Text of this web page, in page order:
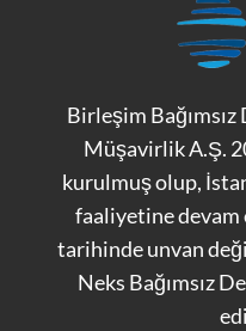
Birleşim
Müşavirlik A.Ş.
kurulmuş olup,
faaliyetine
tarihinde unvan
Neks Bağımsız